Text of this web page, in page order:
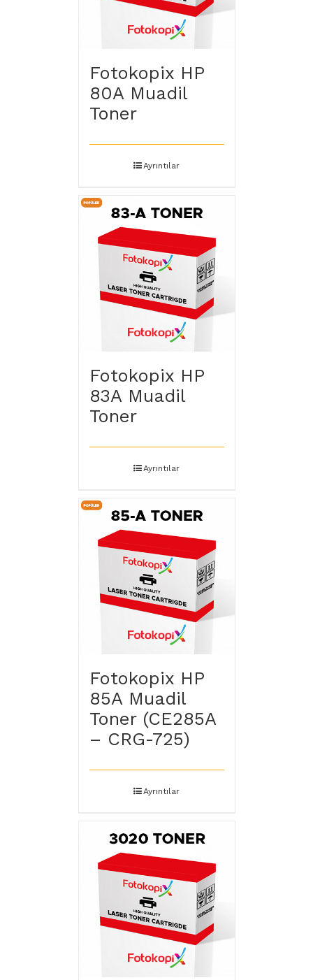
Fotokopix HP
80A Muadil
Toner
Ayrıntılar
Fotokopix HP
83A Muadil
Toner
Ayrıntılar
Fotokopix HP
85A Muadil
Toner (CE285A
– CRG-725)
Ayrıntılar